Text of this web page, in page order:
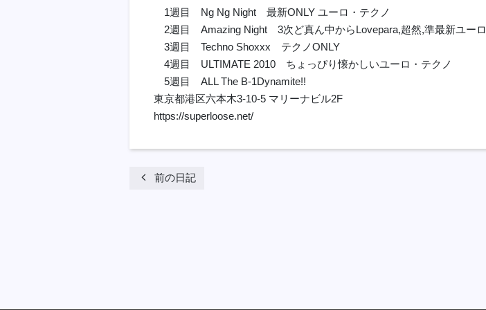
1週目 Ng Ng Night 最新ONLY ユーロ・テクノ
2週目 Amazing Night 3次ど真ん中からLovepara,超然,準最新ユーロ
3週目 Techno Shoxxx テクノONLY
4週目 ULTIMATE 2010 ちょっぴり懐かしいユーロ・テクノ
5週目 ALL The B-1Dynamite!!
東京都港区六本木3-10-5 マリーナビル2F
https://superloose.net/
chevron_left 前の日記